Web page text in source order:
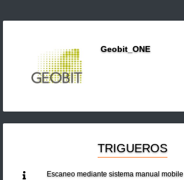
Geobit_ONE
TRIGUEROS
Escaneo mediante sistema manual mobile